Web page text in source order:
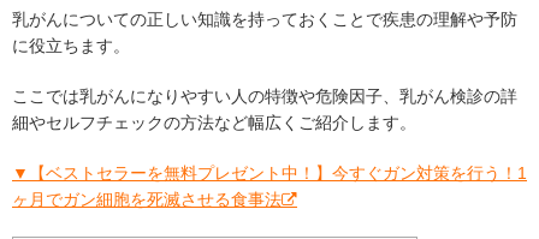
乳がんについての正しい知識を持っておくことで疾患の理解や予防
に役立ちます。
ここでは乳がんになりやすい人の特徴や危険因子、乳がん検診の詳
細やセルフチェックの方法など幅広くご紹介します。
▼【ベストセラーを無料プレゼント中！】今すぐガン対策を行う！1
ヶ月でガン細胞を死滅させる食事法